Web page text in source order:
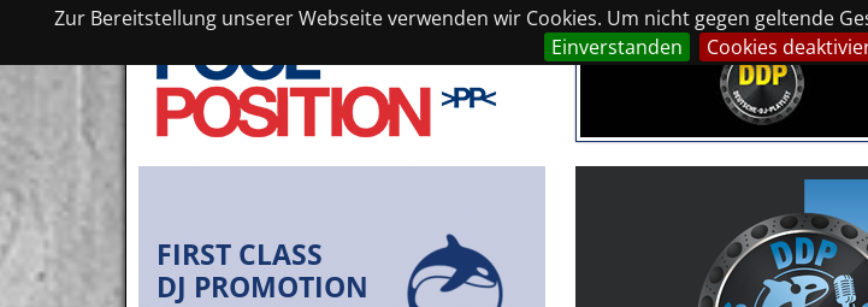
Zur Bereitstellung unserer Webseite verwenden wir Cookies. Um nicht gegen geltende
Einverstanden
Cookies
FIRST CLASS
DJ PROMOTION